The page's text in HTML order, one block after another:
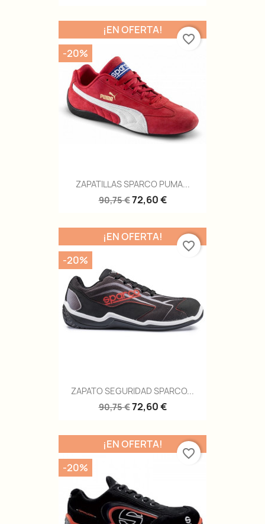
ZAPATILLAS SPARCO PUMA...
90,75 €72,60 €
¡EN OFERTA!
-20%
favorite_border
ZAPATO SEGURIDAD SPARCO...
90,75 €72,60 €
¡EN OFERTA!
-20%
favorite_border
¡EN OFERTA!
-20%
favorite_border